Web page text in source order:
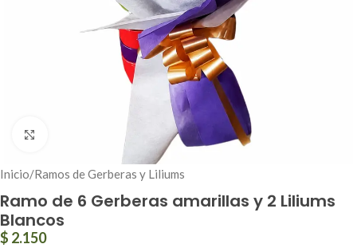
Click to enlarge
Inicio/Ramos de Gerberas y Liliums
Ramo de 6 Gerberas amarillas y 2 Liliums
Blancos
$ 2.150